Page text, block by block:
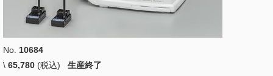
No. 10684
\ 65,780 (税込) 生産終了